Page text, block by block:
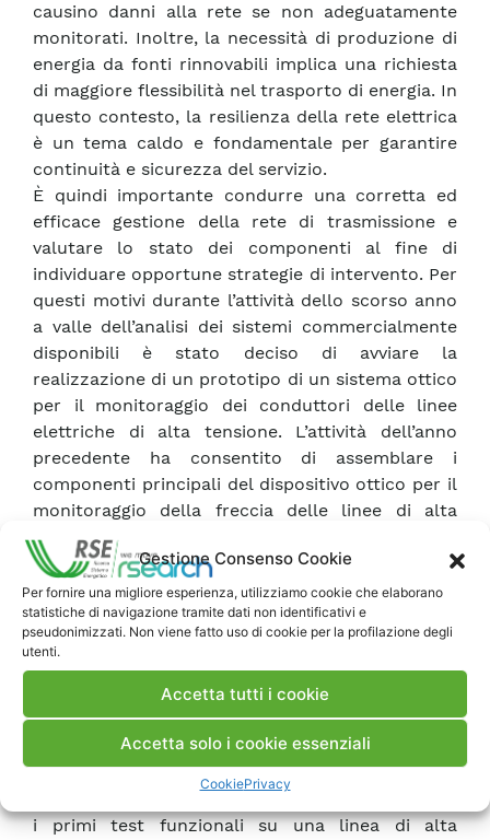
Gestione Consenso Cookie
Per fornire una migliore esperienza, utilizziamo cookie che elaborano
statistiche di navigazione tramite dati non identificativi e
pseudonimizzati. Non viene fatto uso di cookie per la profilazione degli
utenti.
Accetta tutti i cookie
Accetta solo i cookie essenziali
CookiePrivacy
causino danni alla rete se non adeguatamente
monitorati. Inoltre, la necessità di produzione di
energia da fonti rinnovabili implica una richiesta
di maggiore flessibilità nel trasporto di energia. In
questo contesto, la resilienza della rete elettrica
è un tema caldo e fondamentale per garantire
continuità e sicurezza del servizio.
È quindi importante condurre una corretta ed
efficace gestione della rete di trasmissione e
valutare lo stato dei componenti al fine di
individuare opportune strategie di intervento. Per
questi motivi durante l’attività dello scorso anno
a valle dell’analisi dei sistemi commercialmente
disponibili è stato deciso di avviare la
realizzazione di un prototipo di un sistema ottico
per il monitoraggio dei conduttori delle linee
elettriche di alta tensione. L’attività dell’anno
precedente ha consentito di assemblare i
componenti principali del dispositivo ottico per il
monitoraggio della freccia delle linee di alta
tensione e di effettuare le prime prove in
ambiente esterno per verificare la funzionalità
del dispositivo stesso. L’attività di quest’anno ha
riguardato la realizzazione del dispositivo
completo per effettuare i primi test in campo. Il
prototipo è stato testato con successo a livello
di laboratorio. I risultati ottenuti confermano la
capacità di questo strumento di fornire
informazioni utili per il monitoraggio della linea
elettrica. Il sistema è in fase di sviluppo finale e
i primi test funzionali su una linea di alta